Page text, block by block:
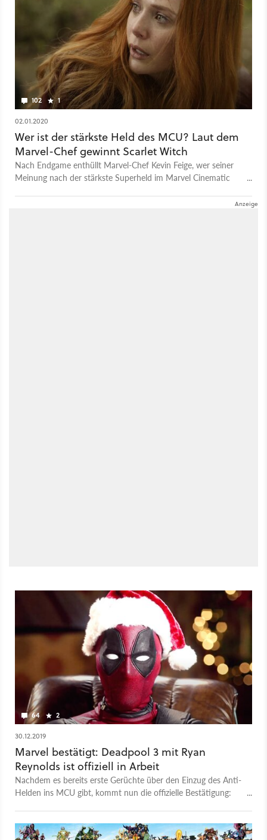
102 1
02.01.2020
Wer ist der stärkste Held des MCU? Laut dem
Marvel-Chef gewinnt Scarlet Witch
Nach Endgame enthüllt Marvel-Chef Kevin Feige, wer seiner
Meinung nach der stärkste Superheld im Marvel Cinematic
64 2
30.12.2019
Marvel bestätigt: Deadpool 3 mit Ryan
Reynolds ist offiziell in Arbeit
Nachdem es bereits erste Gerüchte über den Einzug des Anti-
Helden ins MCU gibt, kommt nun die offizielle Bestätigung: